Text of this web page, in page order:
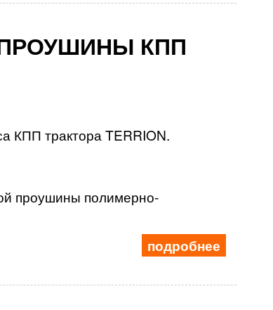
КПП
КПП трактора TERRION.
проушины полимерно-
подробнее